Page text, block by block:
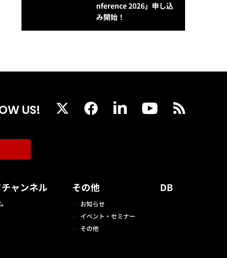
nference 2026」申し込
み開始！
US!
ャンネル その他
お知らせ
イベント・セミナー
その他
DB